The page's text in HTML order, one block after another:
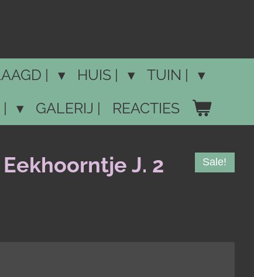
| HUIS |
TUIN |
GALERIJ | REACTIES
J. 2 Sale!